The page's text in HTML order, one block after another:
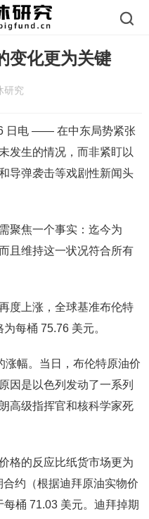
变化更为关键
研究
日电 —— 在中东局势紧张
发生的情况，而非紧盯以
导弹袭击等戏剧性新闻头
聚焦一个事实：迄今为
且维持这一状况符合所有
度上涨，全球基准布伦特
每桶 75.76 美元。
涨幅。当日，布伦特原油价
因是以色列发动了一系列
高级指挥官和核科学家死
格的反应比纸货市场更为
约（根据迪拜原油实物价
桶 71.03 美元。迪拜掉期